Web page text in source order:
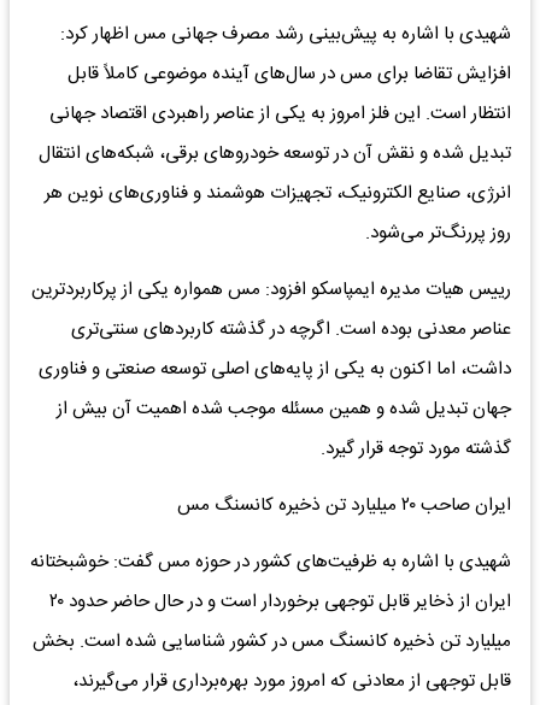
شهیدی با اشاره به پیش‌بینی رشد مصرف جهانی مس اظهار کرد:
افزایش تقاضا برای مس در سال‌های آینده موضوعی کاملاً قابل
انتظار است. این فلز امروز به یکی از عناصر راهبردی اقتصاد جهانی
تبدیل شده و نقش آن در توسعه خودرو‌های برقی، شبکه‌های انتقال
انرژی، صنایع الکترونیک، تجهیزات هوشمند و فناوری‌های نوین هر
روز پررنگ‌تر می‌شود.
رییس هیات مدیره ایمپاسکو افزود: مس همواره یکی از پرکاربردترین
عناصر معدنی بوده است. اگرچه در گذشته کاربرد‌های سنتی‌تری
داشت، اما اکنون به یکی از پایه‌های اصلی توسعه صنعتی و فناوری
جهان تبدیل شده و همین مسئله موجب شده اهمیت آن بیش از
گذشته مورد توجه قرار گیرد.
ایران صاحب ۲۰ میلیارد تن ذخیره کانسنگ مس
شهیدی با اشاره به ظرفیت‌های کشور در حوزه مس گفت: خوشبختانه
ایران از ذخایر قابل توجهی برخوردار است و در حال حاضر حدود ۲۰
میلیارد تن ذخیره کانسنگ مس در کشور شناسایی شده است. بخش
قابل توجهی از معادنی که امروز مورد بهره‌برداری قرار می‌گیرند،